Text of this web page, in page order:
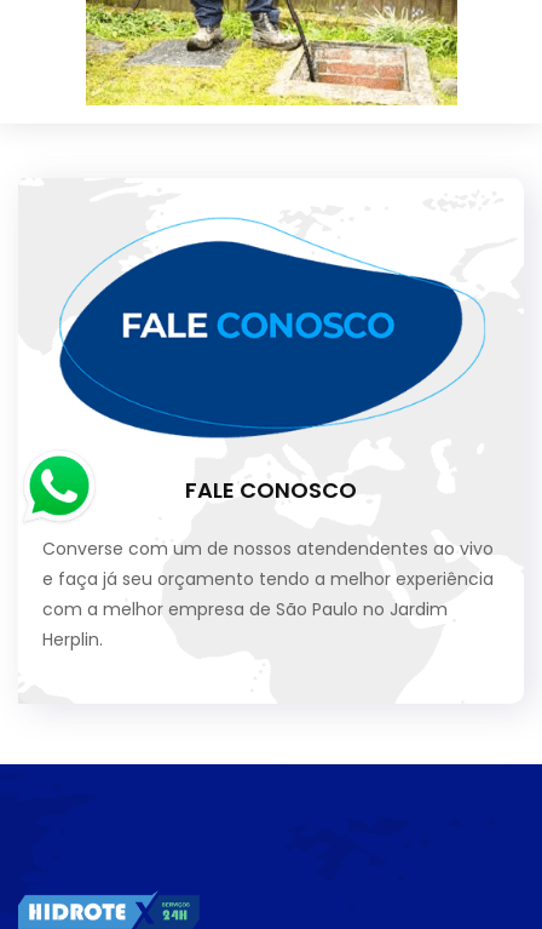
FALE CONOSCO
Converse com um de nossos atendendentes ao vivo
e faça já seu orçamento tendo a melhor experiência
com a melhor empresa de São Paulo no Jardim
Herplin.